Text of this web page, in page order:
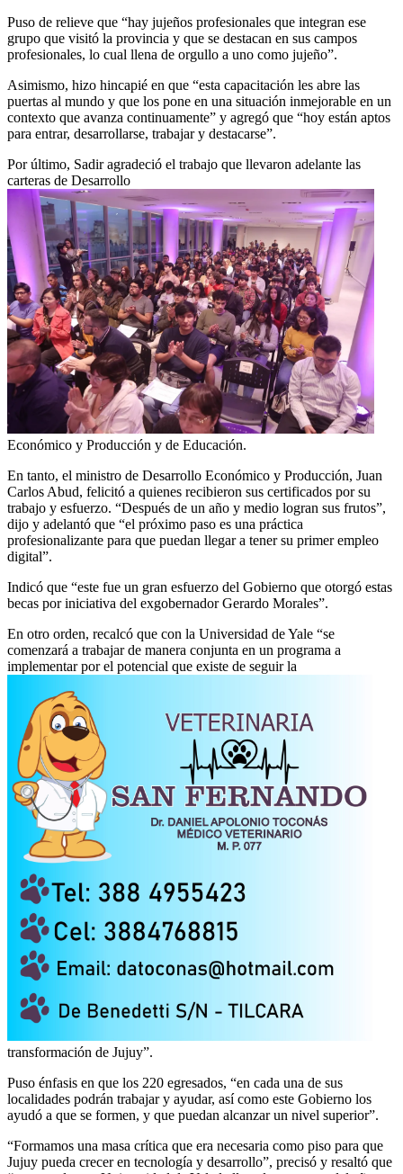
Puso de relieve que “hay jujeños profesionales que integran ese
grupo que visitó la provincia y que se destacan en sus campos
profesionales, lo cual llena de orgullo a uno como jujeño”.
Asimismo, hizo hincapié en que “esta capacitación les abre las
puertas al mundo y que los pone en una situación inmejorable en un
contexto que avanza continuamente” y agregó que “hoy están aptos
para entrar, desarrollarse, trabajar y destacarse”.
Por último, Sadir agradeció el trabajo que llevaron adelante las
carteras de Desarrollo
Económico y Producción y de Educación.
En tanto, el ministro de Desarrollo Económico y Producción, Juan
Carlos Abud, felicitó a quienes recibieron sus certificados por su
trabajo y esfuerzo. “Después de un año y medio logran sus frutos”,
dijo y adelantó que “el próximo paso es una práctica
profesionalizante para que puedan llegar a tener su primer empleo
digital”.
Indicó que “este fue un gran esfuerzo del Gobierno que otorgó estas
becas por iniciativa del exgobernador Gerardo Morales”.
En otro orden, recalcó que con la Universidad de Yale “se
comenzará a trabajar de manera conjunta en un programa a
implementar por el potencial que existe de seguir la
transformación de Jujuy”.
Puso énfasis en que los 220 egresados, “en cada una de sus
localidades podrán trabajar y ayudar, así como este Gobierno los
ayudó a que se formen, y que puedan alcanzar un nivel superior”.
“Formamos una masa crítica que era necesaria como piso para que
Jujuy pueda crecer en tecnología y desarrollo”, precisó y resaltó que